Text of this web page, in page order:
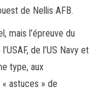
de Nellis AFB.
mais l’épreuve du
de l’US Navy et
type, aux
astuces » de